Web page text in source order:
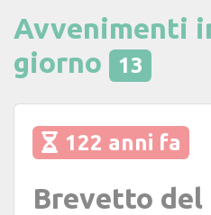
Avvenimenti
giorno
13
122 anni fa
Brevetto del